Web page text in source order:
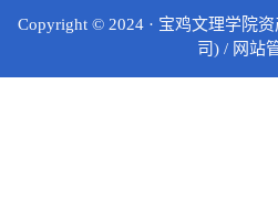
Copyright © 2024 · 宝鸡文理学院
司) / 网站